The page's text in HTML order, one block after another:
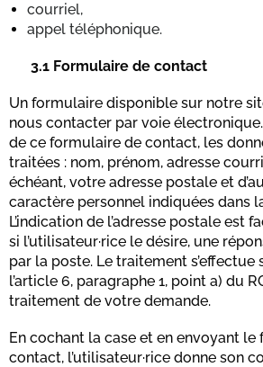
courriel,
appel téléphonique.
3.1 Formulaire de contact
Un formulaire disponible sur notre
nous contacter par voie
de ce formulaire de contact, les
traitées : nom, prénom, adresse
échéant, votre adresse postale et
caractère personnel indiquées dans
L’indication de l’adresse postale est
si l’utilisateur·rice le désire, une
par la poste. Le traitement s’effectue
l’article 6, paragraphe 1, point a) du
traitement de votre demande.
En cochant la case et en envoyant
contact, l’utilisateur·rice donne son